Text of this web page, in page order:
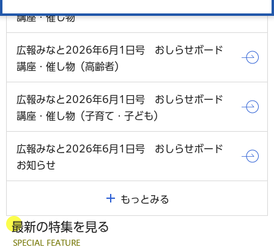
講座・催し物
広報みなと2026年6月1日号 おしらせボード
講座・催し物（高齢者）
広報みなと2026年6月1日号 おしらせボード
講座・催し物（子育て・子ども）
広報みなと2026年6月1日号 おしらせボード
お知らせ
もっとみる
最新の特集を見る